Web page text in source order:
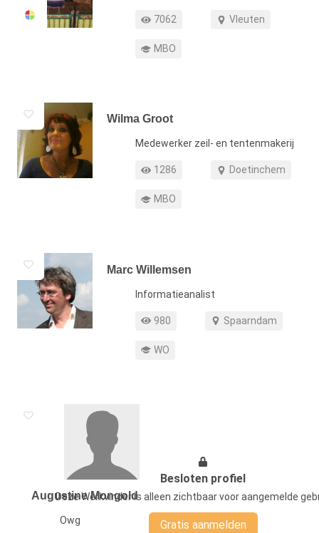
Profiel weergaven
7062
Werkgebied Vleuten
Opleiding MBO
Wilma Groot
FunctieMedewerker zeil- en tentenmakerij
Profiel weergaven
1286
Werkgebied Doetinchem
Opleiding MBO
Marc Willemsen
FunctieInformatieanalist
Profiel weergaven
980
Werkgebied Spaarndam
Opleiding WO
Augustine Mongold
FunctieOwg
Besloten profiel
Deze Werkvinder is alleen zichtbaar voor aangemelde
Gratis aanmelden